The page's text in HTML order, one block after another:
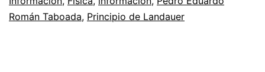
Román Taboada, Principio de Landauer